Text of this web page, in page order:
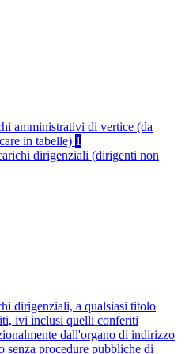
amministrativi di vertice (da
in tabelle) 1
dirigenziali (dirigenti non
dirigenziali, a qualsiasi titolo
ivi inclusi quelli conferiti
dall'organo di indirizzo
senza procedure pubbliche di